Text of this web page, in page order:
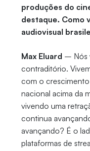
produções do
destaque. Como
audiovisual
Max Eluard – Nós
contraditório.
com o
nacional acima da
vivendo uma
continua
avançando? É o
plataformas de